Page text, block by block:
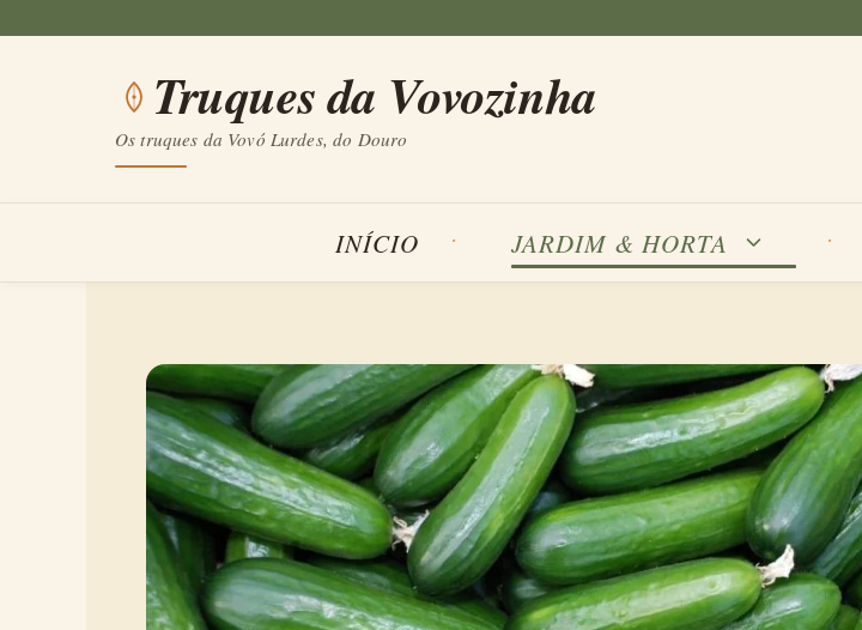
conteúdo
Truques da Vovozinha
Os truques da Vovó Lurdes, do Douro
INÍCIO JARDIM & HORTA